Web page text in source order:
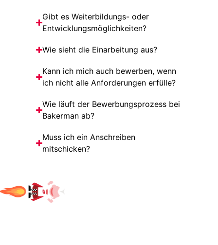
Gibt es Weiterbildungs- oder
Entwicklungsmöglichkeiten?
Wie sieht die Einarbeitung aus?
Kann ich mich auch bewerben, wenn
ich nicht alle Anforderungen erfülle?
Wie läuft der Bewerbungsprozess bei
Bakerman ab?
Muss ich ein Anschreiben
mitschicken?